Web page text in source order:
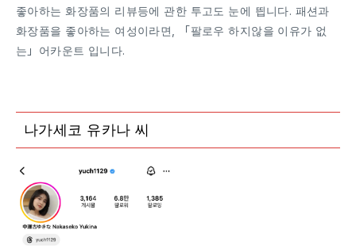
좋아하는 화장품의 리뷰등에 관한 투고도 눈에 띕니다. 패션과
화장품을 좋아하는 여성이라면, 「팔로우 하지않을 이유가 없
는」어카운트 입니다.
나가세코 유카나 씨